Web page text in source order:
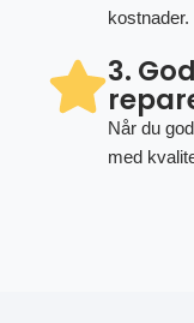
kostnader.
3.
Når du
med